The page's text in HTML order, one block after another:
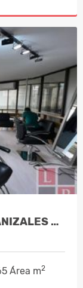
VENTA LOCAL EN EL CABLE,MANIZALES CO…
Área m2